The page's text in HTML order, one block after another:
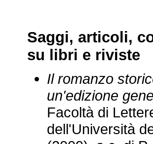
Saggi, articoli,
su libri e riviste
Il romanzo
un'edizione
Facoltà di
dell'Università